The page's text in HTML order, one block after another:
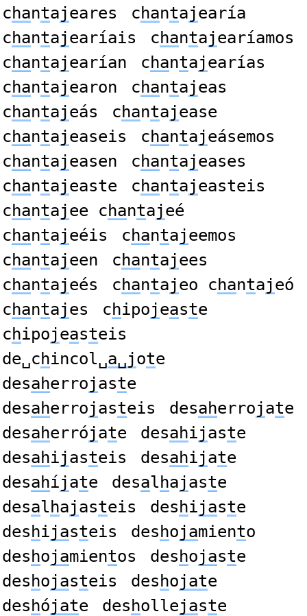
chantajeares chantajearía
chantajearíais chantajearíamos
chantajearían chantajearías
chantajearon chantajeas
chantajeás chantajease
chantajeaseis chantajeásemos
chantajeasen chantajeases
chantajeaste chantajeasteis
chantajee chantajeé
chantajeéis chantajeemos
chantajeen chantajees
chantajeés chantajeo chantajeó
chantajes chipojeaste
chipojeasteis
de␣chincol␣a␣jote
desaherrojaste
desaherrojasteis desaherrojate
desaherrójate desahijaste
desahijasteis desahijate
desahíjate desalhajaste
desalhajasteis des hijaste
des hijasteis des hojamiento
des hojamientos des hojaste
des hojasteis des hojate
des hójate des hollejaste